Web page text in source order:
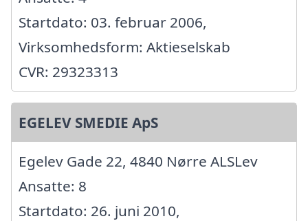
Startdato: 03. februar 2006,
Virksomhedsform: Aktieselskab
CVR: 29323313
EGELEV SMEDIE ApS
Egelev Gade 22, 4840 Nørre ALSLev
Ansatte: 8
Startdato: 26. juni 2010,